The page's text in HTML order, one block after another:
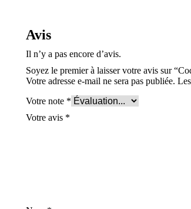
Avis
Il n’y a pas encore d’avis.
Soyez le premier à laisser votre avis sur
Votre adresse e-mail ne sera pas publiée.
Votre note *
Votre avis *